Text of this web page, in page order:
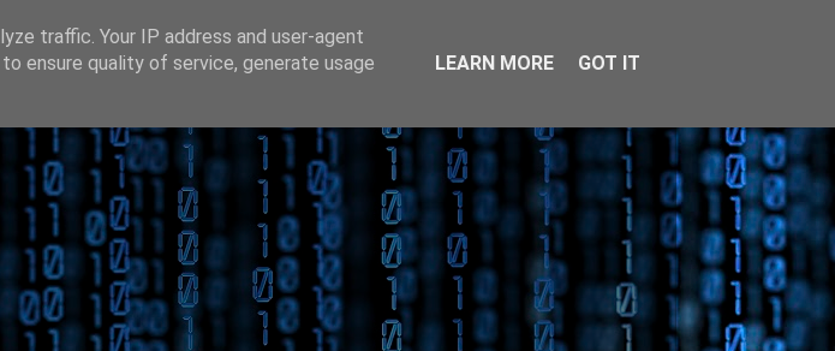
traffic. Your IP address and user-agent
ensure quality of service, generate usage
LEARN MORE GOT IT